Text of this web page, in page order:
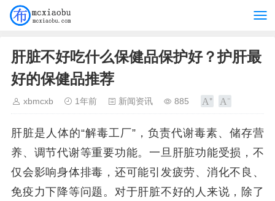
肝脏不好吃什么保健品保护好？护肝最
好的保健品推荐
xbmcxb 1年前 新闻资讯 885
肝脏是人体的“解毒工厂”，负责代谢毒素、储存营
养、调节代谢等重要功能。一旦肝脏功能受损，不
仅会影响身体排毒，还可能引发疲劳、消化不良、
免疫力下降等问题。对于肝脏不好的人来说，除了